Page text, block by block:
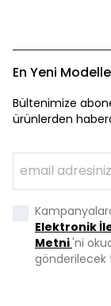
En Yeni
Bültenimize
ürünlerden
Elektronik
Metni'ni
gönderilecek